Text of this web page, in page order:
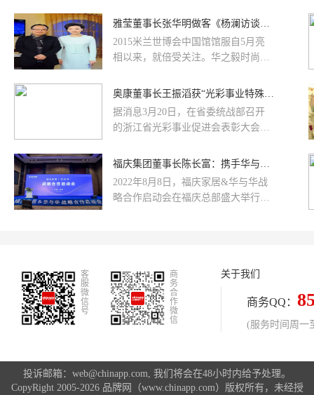
盖分层需求,更通过“科学营养”的场景
化设计,将乳制品从基础营养升级为个
性化解决方案,回应“品质觉醒”的消费
推出的130元奶粉。因此出现这种现
雅莹董事长张华明做客《杨澜访谈录》
2015米兰世博会中国馆馆服自5月亮
相以来，就倍受关注。华之毅时尚集
《杨澜访谈录》，不仅与观众分享EP
的风雨历程，还有他那份不忘初心的
时尚梦想。
奥康董事长王振滔获“光彩事业特殊贡献奖”
据消息3月20日，在省委统战部召开
的浙江省光彩事业促进会表彰大会
省光彩事业特殊贡献奖，省委副书...
福庆集团董事长陈长富：携手华与华，护航福庆品牌百亿战略！
2022年8月8日，福庆家居&华与华战
略合作启动会在福庆总部盛大举行，
客
服
微
信
号
商
务
合
作
微
信
关于我们
商务QQ：
(服务时间周一
投诉邮箱：web@chinapp.com, 我们将会在48小时内给予处理。
CopyRight 2005-2026 品牌网（www.chinapp.com）版权所有，未经授